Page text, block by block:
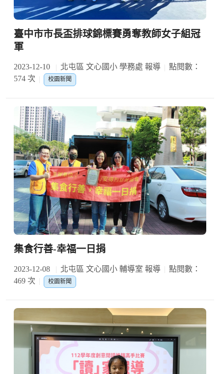
臺中市市長盃排球錦標賽勇奪教師女子組冠
軍
2023-12-10 北屯區 文心國小 學務處 報導
點閱數：
574 次
校園新聞
集食行善-幸福一日捐
2023-12-08 北屯區 文心國小 輔導室 報導
點閱數：
469 次
校園新聞